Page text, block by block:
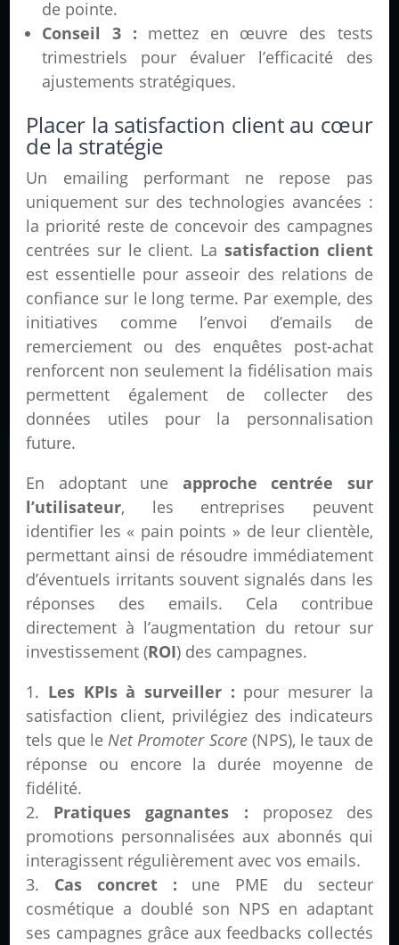
de pointe.
Conseil 3 : mettez en œuvre des tests
trimestriels pour évaluer l’efficacité des
ajustements stratégiques.
Placer la satisfaction client au cœur
de la stratégie
Un emailing performant ne repose pas
uniquement sur des technologies avancées :
la priorité reste de concevoir des campagnes
centrées sur le client. La satisfaction client
est essentielle pour asseoir des relations de
confiance sur le long terme. Par exemple, des
initiatives comme l’envoi d’emails de
remerciement ou des enquêtes post-achat
renforcent non seulement la fidélisation mais
permettent également de collecter des
données utiles pour la personnalisation
future.
En adoptant une approche centrée sur
l’utilisateur, les entreprises peuvent
identifier les « pain points » de leur clientèle,
permettant ainsi de résoudre immédiatement
d’éventuels irritants souvent signalés dans les
réponses des emails. Cela contribue
directement à l’augmentation du retour sur
investissement (ROI) des campagnes.
Les KPIs à surveiller : pour mesurer la
satisfaction client, privilégiez des indicateurs
tels que leNet Promoter Score(NPS), le taux de
réponse ou encore la durée moyenne de
fidélité.
Pratiques gagnantes : proposez des
promotions personnalisées aux abonnés qui
interagissent régulièrement avec vos emails.
Cas concret : une PME du secteur
cosmétique a doublé son NPS en adaptant
ses campagnes grâce aux feedbacks collectés